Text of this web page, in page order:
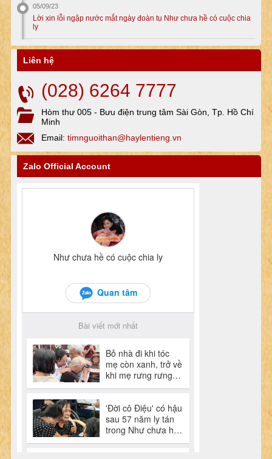
05/09/23
Lời xin lỗi ngập nước mắt ngày đoàn tụ Như chưa hề có cuộc chia
ly
Liên hệ
(028) 6264 7777
Hòm thư 005 - Bưu điện trung tâm Sài Gòn, Tp. Hồ Chí
Minh
Email: timnguoithan@haylentieng.vn
Zalo Official Account